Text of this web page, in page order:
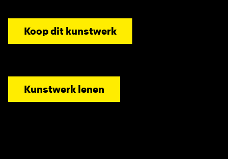
Koop dit kunstwerk
Kunstwerk lenen